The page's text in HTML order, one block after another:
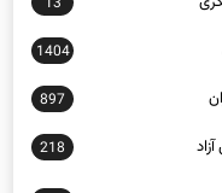
1404
897
218
256